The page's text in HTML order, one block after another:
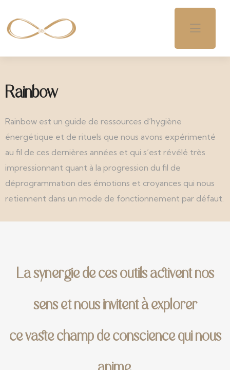
Rainbow
Rainbow est un guide de ressources d’hygiène
énergétique et de rituels que nous avons expérimenté
au fil de ces dernières années et qui s’est révélé très
impressionnant quant à la progression du fil de
déprogrammation des émotions et croyances qui nous
retiennent dans un mode de fonctionnement par défaut.
La synergie de ces outils activent nos
sens et nous invitent à explorer
ce vaste champ de conscience qui nous